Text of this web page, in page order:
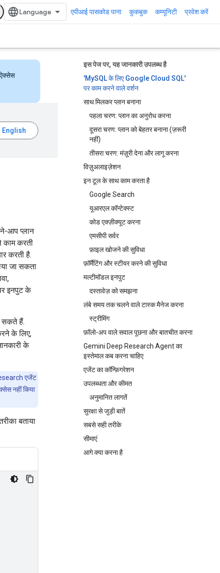
एपीआई पासकोड पाना कुकबुक कम्यूनिटी प्रवेश करें
इस पेज पर, यह जानकारी उपलब्ध है
'MySQL के लिए Google Cloud SQL'
पर काम करने वाले वर्शन
साथ मिलकर प्लान बनाना
पहला चरण: प्लान का अनुरोध करना
दूसरा चरण: प्लान को बेहतर बनाना (ज़रूरी
नहीं)
तीसरा चरण: मंज़ूरी देना और लागू करना
विज़ुअलाइज़ेशन
इन टूल के साथ काम करता है
Google Search
यूआरएल कॉन्टेक्स्ट
कोड एक्ज़ीक्यूट करना
एमसीपी सर्वर
फ़ाइल खोजने की सुविधा
फ़ॉर्मैटिंग और स्टीयर करने की सुविधा
मल्टीमॉडल इनपुट
दस्तावेज़ को समझना
लंबे समय तक चलने वाले टास्क मैनेज करना
स्ट्रीमिंग
फ़ॉलो-अप वाले सवाल पूछना और बातचीत करना
Gemini Deep Research Agent का
इस्तेमाल कब करना चाहिए
एजेंट का कॉन्फ़िगरेशन
उपलब्धता और कीमत
अनुमानित लागतें
सुरक्षा से जुड़ी बातें
सबसे सही तरीके
सीमाएं
आगे क्या करना है
ऐक्सेस
आप प्लान
काम करती
करती है.
जा सकता
इनपुट के
सकते हैं.
के लिए,
के
एजेंट
नहीं किया
बताया